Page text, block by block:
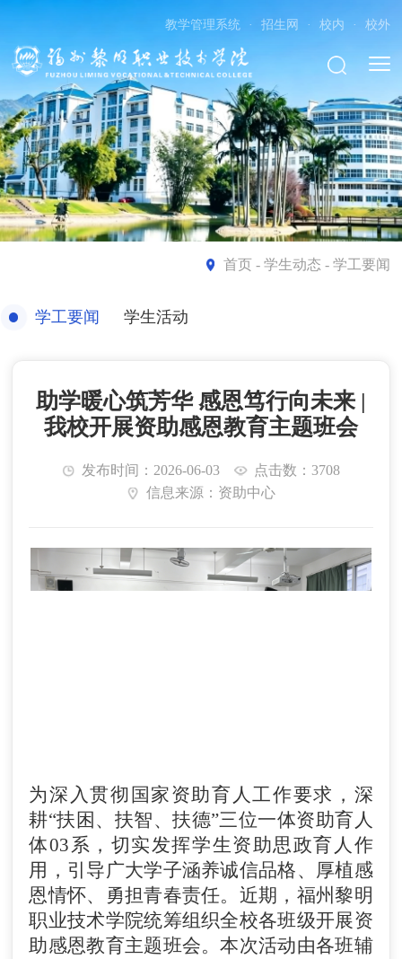
教学管理系统 · 招生网 · 校内 · 校外
首页- 学生动态 - 学工要闻
学工要闻 学生活动
助学暖心筑芳华 感恩笃行向未来 |
我校开展资助感恩教育主题班会
发布时间：2026-06-03
点击数：3708
信息来源：资助中心
为深入贯彻国家资助育人工作要求，深
耕“扶困、扶智、扶德”三位一体资助育人
体03系，切实发挥学生资助思政育人作
用，引导广大学子涵养诚信品格、厚植感
恩情怀、勇担青春责任。近期，福州黎明
职业技术学院统筹组织全校各班级开展资
助感恩教育主题班会。本次活动由各班辅